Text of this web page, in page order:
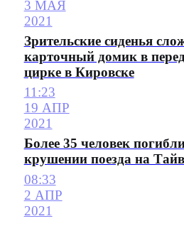
3 МАЯ
2021
Зрительские сиденья
карточный домик в
цирке в Кировске
11:23
19 АПР
2021
Более 35 человек
крушении поезда на
08:33
2 АПР
2021